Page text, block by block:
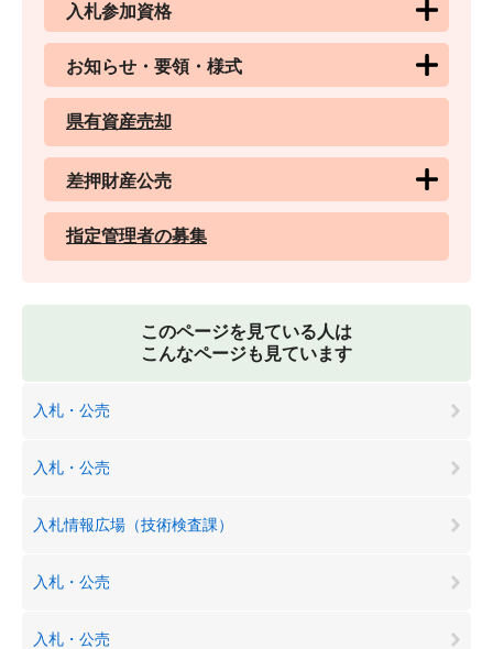
入札参加資格
お知らせ・要領・様式
県有資産売却
差押財産公売
指定管理者の募集
このページを見ている人は
こんなページも見ています
入札・公売
入札・公売
入札情報広場（技術検査課）
入札・公売
入札・公売